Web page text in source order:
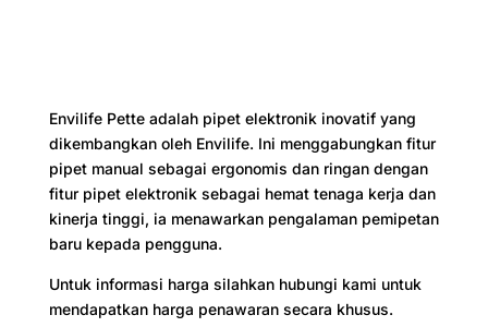
Envilife Pette adalah pipet elektronik inovatif yang
dikembangkan oleh Envilife. Ini menggabungkan fitur
pipet manual sebagai ergonomis dan ringan dengan
fitur pipet elektronik sebagai hemat tenaga kerja dan
kinerja tinggi, ia menawarkan pengalaman pemipetan
baru kepada pengguna.
Untuk informasi harga silahkan hubungi kami untuk
mendapatkan harga penawaran secara khusus.